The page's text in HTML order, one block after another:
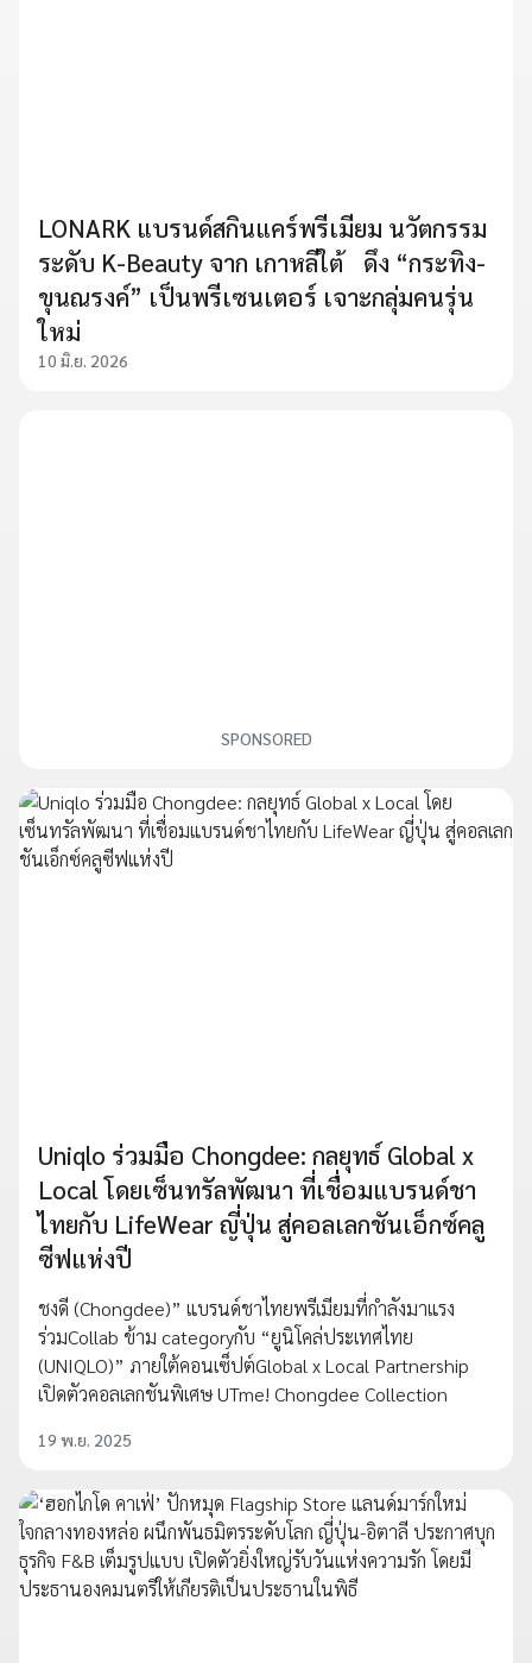
LONARK แบรนด์สกินแคร์พรีเมียม นวัตกรรม
ระดับ K-Beauty จาก เกาหลีใต้ ดึง “กระทิง-
ขุนณรงค์” เป็นพรีเซนเตอร์ เจาะกลุ่มคนรุ่น
ใหม่
10 มิ.ย. 2026
SPONSORED
Uniqlo ร่วมมือ Chongdee: กลยุทธ์ Global x
Local โดยเซ็นทรัลพัฒนา ที่เชื่อมแบรนด์ชา
ไทยกับ LifeWear ญี่ปุ่น สู่คอลเลกชันเอ็กซ์คลู
ซีฟแห่งปี
ชงดี (Chongdee)” แบรนด์ชาไทยพรีเมียมที่กำลังมาแรง
ร่วมCollab ข้าม categoryกับ “ยูนิโคล่ประเทศไทย
(UNIQLO)” ภายใต้คอนเซ็ปต์Global x Local Partnership
เปิดตัวคอลเลกชันพิเศษ UTme! Chongdee Collection
19 พ.ย. 2025